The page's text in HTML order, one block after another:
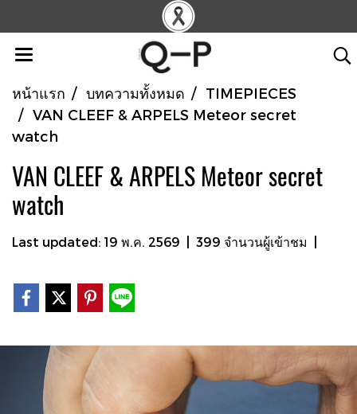
หน้าแรก บทความทั้งหมด
TIMEPIECES
VAN CLEEF & ARPELS Meteor secret
watch
VAN CLEEF & ARPELS Meteor secret
watch
Last updated: 19 พ.ค. 2569 399 จำนวนผู้เข้าชม